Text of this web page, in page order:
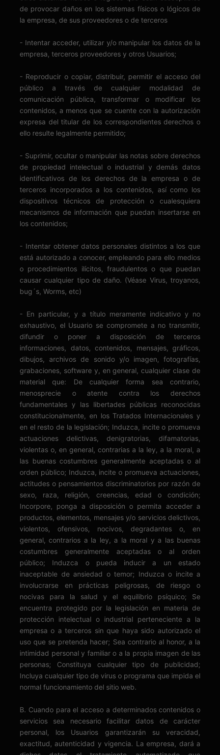
de provocar daños en los sistemas físicos o lógicos de
la empresa, de sus proveedores o de terceros
- Intentar acceder, utilizar y/o manipular los datos de la
empresa, terceros proveedores y otros Usuarios;
- Reproducir o copiar, distribuir, permitir el acceso del
público a través de cualquier modalidad de
comunicación pública, transformar o modificar los
contenidos, a menos que se cuente con la autorización
expresa del titular de los correspondientes derechos o
ello resulte legalmente permitido;
- Suprimir, ocultar o manipular las notas sobre derechos
de propiedad intelectual o industrial y demás datos
identificativos de los derechos de la empresa o de
terceros incorporados a los contenidos, así como los
dispositivos técnicos de protección o cualesquiera
mecanismos de información que puedan insertarse en
los contenidos;
- Intentar obtener datos personales distintos a los que
está autorizado a conocer, empleando para ello medios
o procedimientos ilícitos, fraudulentos o que puedan
causar cualquier tipo de daño. (Véase Virus, troyanos,
bug´s, Worms, etc)
- En particular, y a título meramente indicativo y no
exhaustivo, el Usuario se compromete a no transmitir,
difundir o poner a disposición de terceros
informaciones, datos, contenidos, mensajes, gráficos,
dibujos, archivos de sonido y/o imagen, fotografías,
grabaciones, software y, en general, cualquier clase de
material que: De cualquier forma sea contrario,
menosprecie o atente contra los derechos
fundamentales y las libertades públicas reconocidas
constitucionalmente, en los Tratados Internacionales y
en el resto de la legislación; Induzca, incite o promueva
actuaciones delictivas, denigratorias, difamatorias,
violentas o, en general, contrarias a la ley, a la moral, a
las buenas costumbres generalmente aceptadas o al
orden público; Induzca, incite o promueva actuaciones,
actitudes o pensamientos discriminatorios por razón de
sexo, raza, religión, creencias, edad o condición;
Incorpore, ponga a disposición o permita acceder a
productos, elementos, mensajes y/o servicios delictivos,
violentos, ofensivos, nocivos, degradantes o, en
general, contrarios a la ley, a la moral y a las buenas
costumbres generalmente aceptadas o al orden
público; Induzca o pueda inducir a un estado
inaceptable de ansiedad o temor; Induzca o incite a
involucrarse en prácticas peligrosas, de riesgo o
nocivas para la salud y el equilibrio psíquico; Se
encuentra protegido por la legislación en materia de
protección intelectual o industrial perteneciente a la
empresa o a terceros sin que haya sido autorizado el
uso que se pretenda hacer; Sea contrario al honor, a la
intimidad personal y familiar o a la propia imagen de las
personas; Constituya cualquier tipo de publicidad;
Incluya cualquier tipo de virus o programa que impida el
normal funcionamiento del sitio web.
B. Cuando para el acceso a determinados contenidos o
servicios sea necesario facilitar datos de carácter
personal, los Usuarios garantizarán su veracidad,
exactitud, autenticidad y vigencia. La empresa, dará a